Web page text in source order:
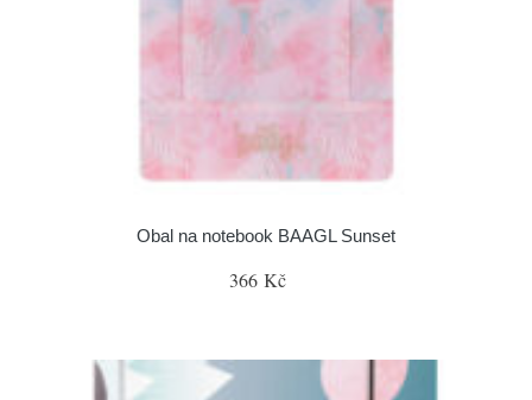
Obal na notebook BAAGL Sunset
366 Kč